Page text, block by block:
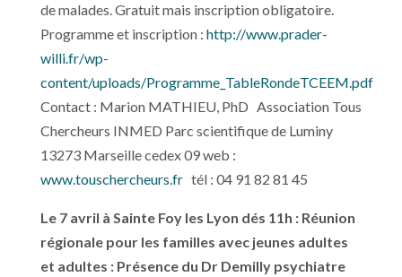
de malades. Gratuit mais inscription obligatoire.
Programme et inscription : http://www.prader-
willi.fr/wp-
content/uploads/Programme_TableRondeTCEEM.pdf
Contact : Marion MATHIEU, PhD Association Tous
Chercheurs INMED Parc scientifique de Luminy
13273 Marseille cedex 09 web :
www.touschercheurs.frtél : 04 91 82 81 45
Le 7 avril à Sainte Foy les Lyon dés 11h : Réunion
régionale pour les familles avec jeunes adultes
et adultes : Présence du Dr Demilly psychiatre